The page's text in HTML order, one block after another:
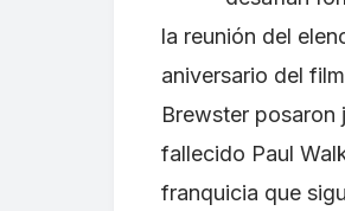
la reunión del
aniversario del
Brewster
fallecido Paul
franquicia que